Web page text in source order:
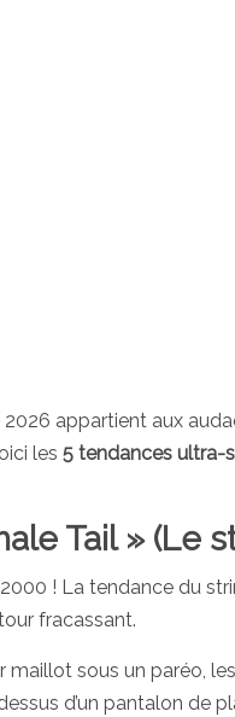
2026 appartient aux
les 5 tendances ultra-
Tail » (Le
! La tendance du
fracassant.
maillot sous un paréo,
d’un pantalon de